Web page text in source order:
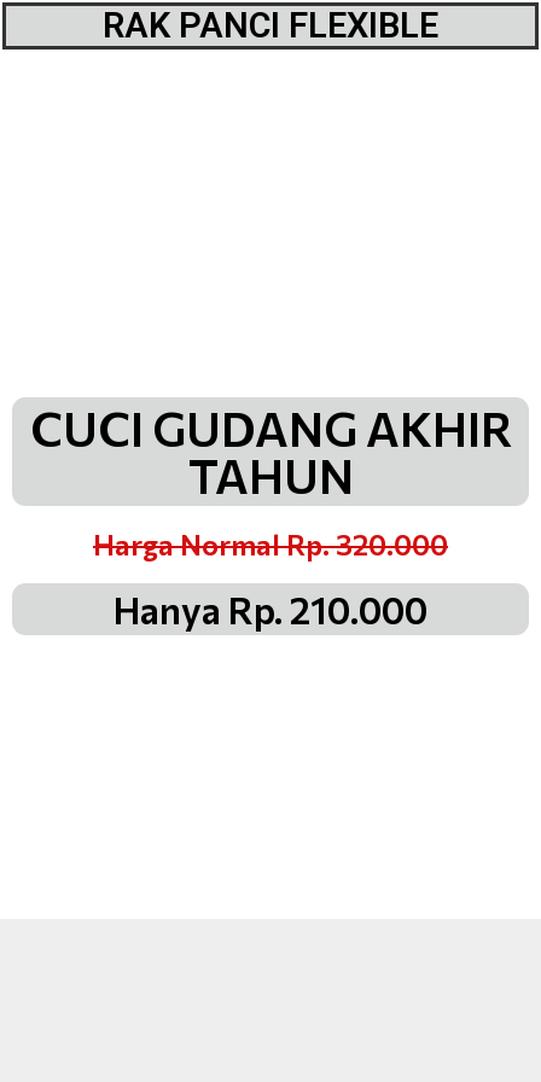
RAK PANCI FLEXIBLE
CUCI GUDANG AKHIR
TAHUN
Harga Normal Rp. 320.000
Hanya Rp. 210.000